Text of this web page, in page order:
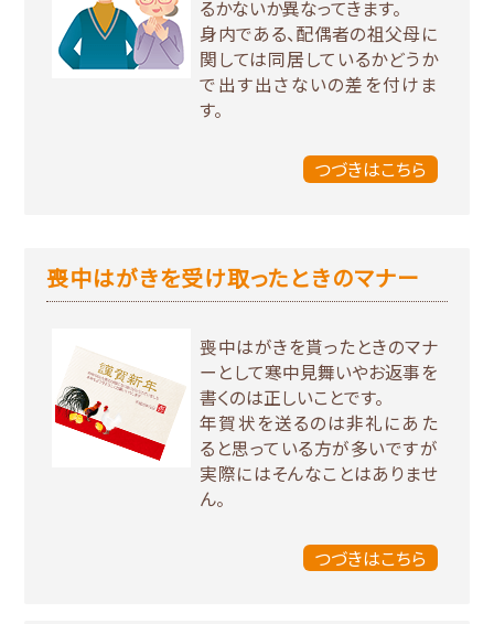
るかないか異なってきます。
身内である、配偶者の祖父母に
関しては同居しているかどうか
で出す出さないの差を付けま
す。
つづきはこちら
喪中はがきを受け取ったときのマナー
喪中はがきを貰ったときのマナ
ーとして寒中見舞いやお返事を
書くのは正しいことです。
年賀状を送るのは非礼にあた
ると思っている方が多いですが
実際にはそんなことはありませ
ん。
つづきはこちら